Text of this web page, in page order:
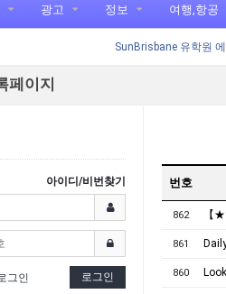
광고 정보 여행,항공
SunBrisbane 유학원
페이지
아이디/비번찾기
그인 로그인
번호
862 【
861
860